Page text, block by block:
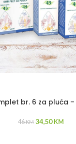
br. 6 za pluća
46KM 34,50 KM